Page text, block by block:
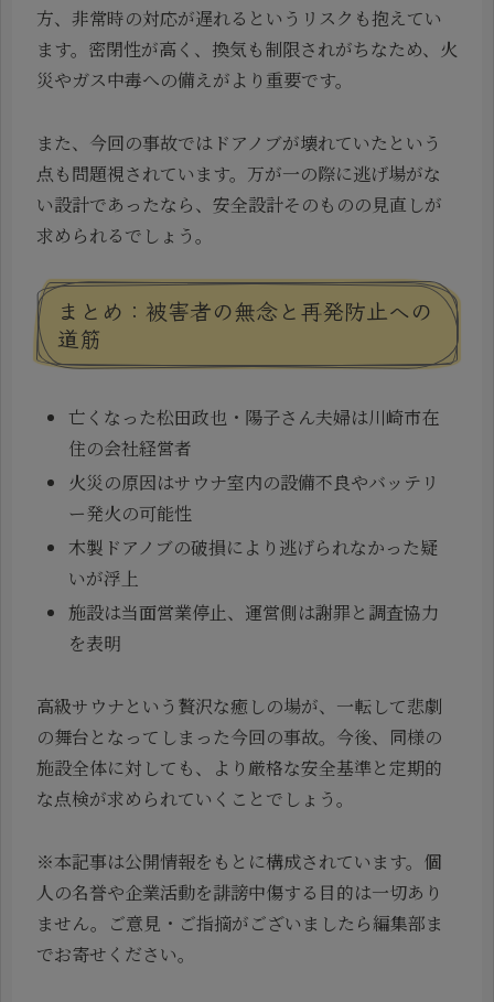
方、非常時の対応が遅れるというリスクも抱えてい
ます。密閉性が高く、換気も制限されがちなため、火
災やガス中毒への備えがより重要です。
また、今回の事故ではドアノブが壊れていたという
点も問題視されています。万が一の際に逃げ場がな
い設計であったなら、安全設計そのものの見直しが
求められるでしょう。
まとめ：被害者の無念と再発防止への
道筋
亡くなった松田政也・陽子さん夫婦は川崎市在
住の会社経営者
火災の原因はサウナ室内の設備不良やバッテリ
ー発火の可能性
木製ドアノブの破損により逃げられなかった疑
いが浮上
施設は当面営業停止、運営側は謝罪と調査協力
を表明
高級サウナという贅沢な癒しの場が、一転して悲劇
の舞台となってしまった今回の事故。今後、同様の
施設全体に対しても、より厳格な安全基準と定期的
な点検が求められていくことでしょう。
※本記事は公開情報をもとに構成されています。個
人の名誉や企業活動を誹謗中傷する目的は一切あり
ません。ご意見・ご指摘がございましたら編集部ま
でお寄せください。